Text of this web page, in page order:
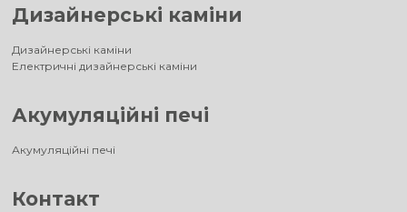
Дизайнерські каміни
Дизайнерські каміни
Електричні дизайнерські каміни
Акумуляційні печі
Акумуляційні печі
Контакт